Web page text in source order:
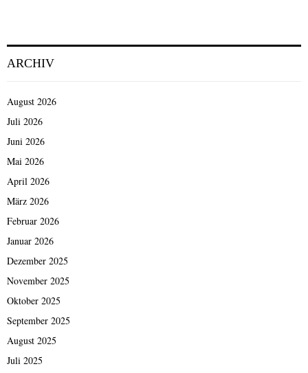
ARCHIV
August 2026
Juli 2026
Juni 2026
Mai 2026
April 2026
März 2026
Februar 2026
Januar 2026
Dezember 2025
November 2025
Oktober 2025
September 2025
August 2025
Juli 2025